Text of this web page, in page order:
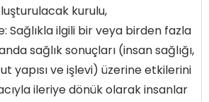
kurulu,
Sağlıkla ilgili bir veya birden fazla
sağlık sonuçları (insan sağlığı,
yapısı ve işlevi) üzerine etkilerini
ileriye dönük olarak insanlar